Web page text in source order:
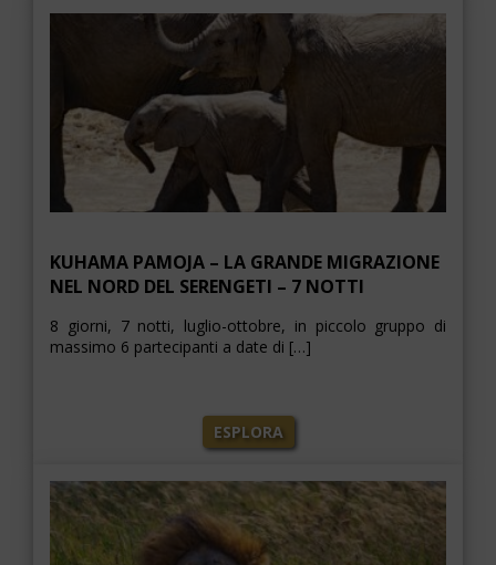
KUHAMA PAMOJA – LA GRANDE MIGRAZIONE
NEL NORD DEL SERENGETI – 7 NOTTI
8 giorni, 7 notti, luglio-ottobre, in piccolo gruppo di
massimo 6 partecipanti a date di […]
ESPLORA